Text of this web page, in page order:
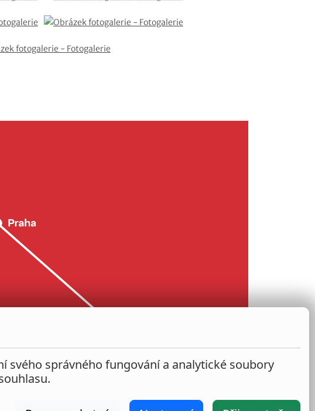
svého správného fungování a analytické soubory